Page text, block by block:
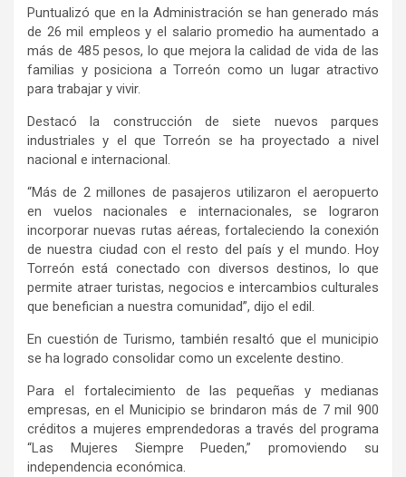
Puntualizó que en la Administración se han generado más
de 26 mil empleos y el salario promedio ha aumentado a
más de 485 pesos, lo que mejora la calidad de vida de las
familias y posiciona a Torreón como un lugar atractivo
para trabajar y vivir.
Destacó la construcción de siete nuevos parques
industriales y el que Torreón se ha proyectado a nivel
nacional e internacional.
“Más de 2 millones de pasajeros utilizaron el aeropuerto
en vuelos nacionales e internacionales, se lograron
incorporar nuevas rutas aéreas, fortaleciendo la conexión
de nuestra ciudad con el resto del país y el mundo. Hoy
Torreón está conectado con diversos destinos, lo que
permite atraer turistas, negocios e intercambios culturales
que benefician a nuestra comunidad”, dijo el edil.
En cuestión de Turismo, también resaltó que el municipio
se ha logrado consolidar como un excelente destino.
Para el fortalecimiento de las pequeñas y medianas
empresas, en el Municipio se brindaron más de 7 mil 900
créditos a mujeres emprendedoras a través del programa
“Las Mujeres Siempre Pueden,” promoviendo su
independencia económica.